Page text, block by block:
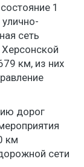
1
сеть
км, из них
дорог
км
сети